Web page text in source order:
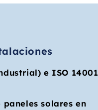
e ISO 14001
solares en